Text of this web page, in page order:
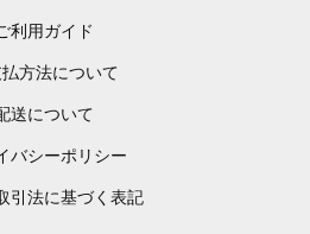
利用ガイド
方法について
送について
バシーポリシー
引法に基づく表記